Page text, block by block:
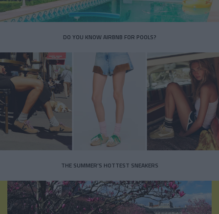
DO YOU KNOW AIRBNB FOR POOLS?
THE SUMMER’S HOTTEST SNEAKERS